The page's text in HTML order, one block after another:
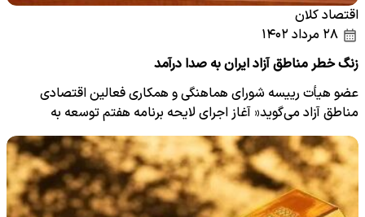
اقتصاد کلان
زنگ خطر مناطق آزاد ایران به صدا درآمد
عضو هیأت رییسه شورای هماهنگی و همکاری فعالین اقتصادی
مناطق آزاد می‌گوید« آغاز اجرای لایحه برنامه هفتم توسعه به
معنای…